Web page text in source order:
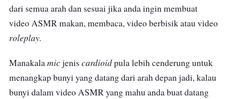
dari semua arah dan sesuai jika anda ingin membuat
video ASMR makan, membaca, video berbisik atau video
roleplay.
Manakalamicjenis cardioidpula lebih cenderung untuk
menangkap bunyi yang datang dari arah depan jadi, kalau
bunyi dalam video ASMR yang mahu anda buat datang